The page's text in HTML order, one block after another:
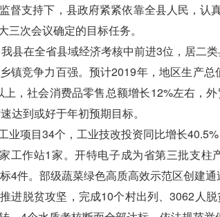
督支持下，县政府紧紧依靠全县人民，认
次会议确定的目标任务。
在全省县域经济考核中前进3位，居二
镇竞争力百强。预计2019年，地区生产
，社会消费品零售总额增长12%左右，
达到或好于年初预期目标。
项目34个，工业技改投资同比增长
工作站1家。开特电子成为省第三批支
4件。部级蔬菜绿色高质高效示范区创建通
脱贫攻坚，完成10个村出列、3062人脱